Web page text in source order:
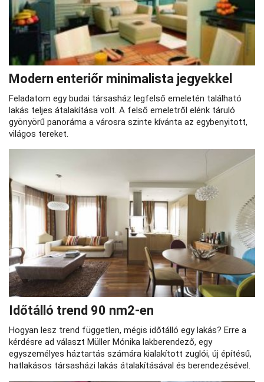
Modern enteriőr minimalista jegyekkel
Feladatom egy budai társasház legfelső emeletén található
lakás teljes átalakítása volt. A felső emeletről elénk táruló
gyönyörű panoráma a városra szinte kívánta az egybenyitott,
világos tereket.
Időtálló trend 90 nm2-en
Hogyan lesz trend független, mégis időtálló egy lakás? Erre a
kérdésre ad választ Müller Mónika lakberendező, egy
egyszemélyes háztartás számára kialakított zuglói, új építésű,
hatlakásos társasházi lakás átalakításával és berendezésével.